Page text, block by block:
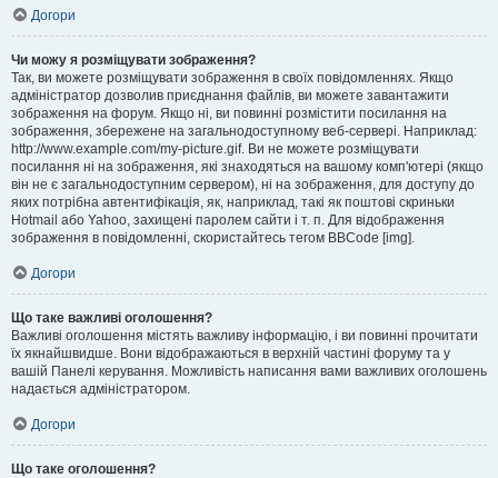
Догори
Чи можу я розміщувати зображення?
Так, ви можете розміщувати зображення в своїх повідомленнях. Якщо
адміністратор дозволив приєднання файлів, ви можете завантажити
зображення на форум. Якщо ні, ви повинні розмістити посилання на
зображення, збережене на загальнодоступному веб-сервері. Наприклад:
http://www.example.com/my-picture.gif. Ви не можете розміщувати
посилання ні на зображення, які знаходяться на вашому комп'ютері (якщо
він не є загальнодоступним сервером), ні на зображення, для доступу до
яких потрібна автентифікація, як, наприклад, такі як поштові скриньки
Hotmail або Yahoo, захищені паролем сайти і т. п. Для відображення
зображення в повідомленні, скористайтесь тегом BBCode [img].
Догори
Що таке важливі оголошення?
Важливі оголошення містять важливу інформацію, і ви повинні прочитати
їх якнайшвидше. Вони відображаються в верхній частині форуму та у
вашій Панелі керування. Можливість написання вами важливих оголошень
надається адміністратором.
Догори
Що таке оголошення?